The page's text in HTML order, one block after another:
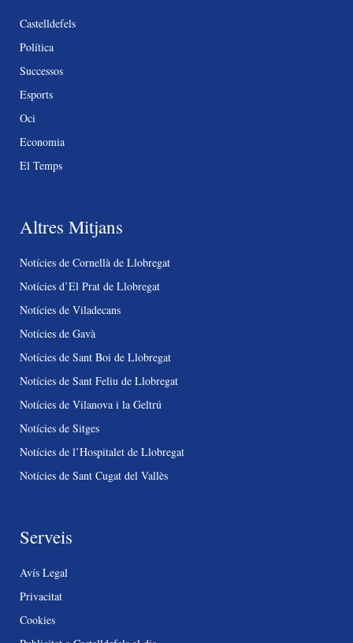
Castelldefels
Política
Successos
Esports
Oci
Economia
El Temps
Altres Mitjans
Notícies de Cornellà de Llobregat
Notícies d’El Prat de Llobregat
Notícies de Viladecans
Notícies de Gavà
Notícies de Sant Boi de Llobregat
Notícies de Sant Feliu de Llobregat
Notícies de Vilanova i la Geltrú
Notícies de Sitges
Notícies de l’Hospitalet de Llobregat
Notícies de Sant Cugat del Vallès
Serveis
Avís Legal
Privacitat
Cookies